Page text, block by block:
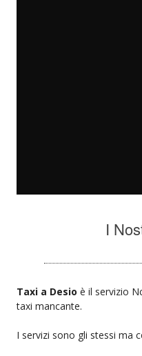
I
Taxi a Desio è il servizio
taxi mancante.
I servizi sono gli stessi ma